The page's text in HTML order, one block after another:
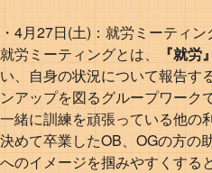
・4月27日(土)：就労ミーティン
就労ミーティングとは、
『就労』
い、自身の状況について報告す
ンアップを図るグループワークで
一緒に訓練を頑張っている他の
決めて卒業したOB、OGの方の
へのイメージを掴みやすくする